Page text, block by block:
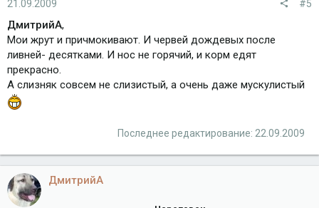
21.09.2009 #5
ДмитрийА,
Мои жрут и причмокивают. И червей дождевых после
ливней- десятками. И нос не горячий, и корм едят
прекрасно.
А слизняк совсем не слизистый, а очень даже мускулистый
Последнее редактирование: 22.09.2009
ДмитрийА